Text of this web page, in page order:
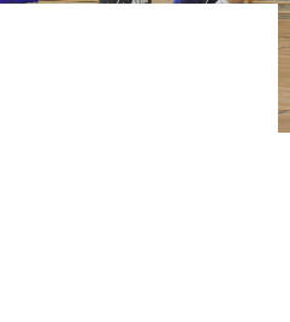
Handball Zubehör für Teamsport,
ausgerüstet in die neue